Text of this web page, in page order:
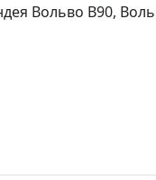
Вольво В90,